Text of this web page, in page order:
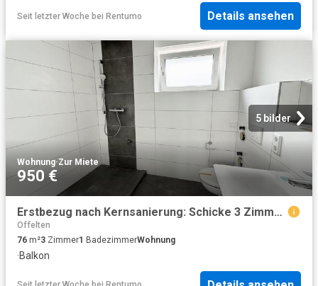
Seit letzter Woche bei Rentumo Details ansehen
5 bilder
Wohnung·Zur Miete
950 €
Erstbezug nach Kernsanierung: Schicke 3 Zimmerwohnung mit Balkon
Offelten
76 m²3 Zimmer1 BadezimmerWohnung
·Balkon